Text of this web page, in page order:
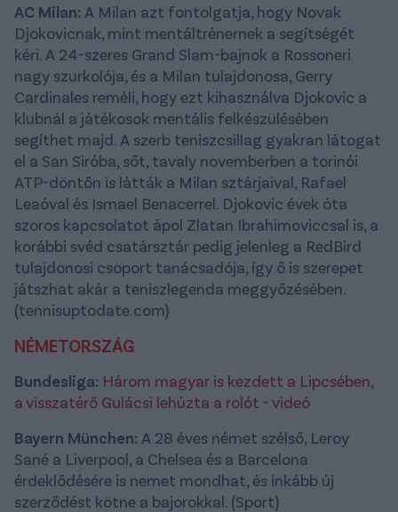
AC Milan: A Milan azt fontolgatja, hogy Novak
Djokovicnak, mint mentáltrénernek a segítségét
kéri. A 24-szeres Grand Slam-bajnok a Rossoneri
nagy szurkolója, és a Milan tulajdonosa, Gerry
Cardinales reméli, hogy ezt kihasználva Djokovic a
klubnál a játékosok mentális felkészülésében
segíthet majd. A szerb teniszcsillag gyakran látogat
el a San Siróba, sőt, tavaly novemberben a torinói
ATP-döntőn is látták a Milan sztárjaival, Rafael
Leaóval és Ismael Benacerrel. Djokovic évek óta
szoros kapcsolatot ápol Zlatan Ibrahimoviccsal is, a
korábbi svéd csatársztár pedig jelenleg a RedBird
tulajdonosi csoport tanácsadója, így ő is szerepet
játszhat akár a teniszlegenda meggyőzésében.
(tennisuptodate.com)
NÉMETORSZÁG
Bundesliga: Három magyar is kezdett a Lipcsében,
a visszatérő Gulácsi lehúzta a rolót - videó
Bayern München: A 28 éves német szélső, Leroy
Sané a Liverpool, a Chelsea és a Barcelona
érdeklődésére is nemet mondhat, és inkább új
szerződést kötne a bajorokkal. (Sport)